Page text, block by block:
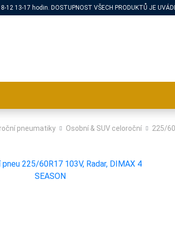
12 13-17 hodin. DOSTUPNOST VŠECH PRODUKTŮ JE
pneumatiky Osobní & SUV celoroční 225/